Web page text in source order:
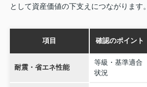
として資産価値の下支えにつながります。
項目 確認のポイント
耐震・省エネ性能
等級・基準適合
状況